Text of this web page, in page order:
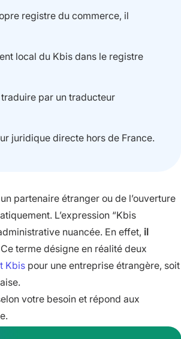
registre du commerce, il
local du Kbis dans le registre
par un traducteur
juridique directe hors de France.
partenaire étranger ou de l’ouverture
L’expression “Kbis
nuancée. En effet, il
terme désigne en réalité deux
Kbis pour une entreprise étrangère, soit
votre besoin et répond aux